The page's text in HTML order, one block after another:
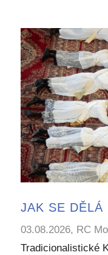
JAK SE DĚLÁ
03.08.2026, RC
Tradicionalistické